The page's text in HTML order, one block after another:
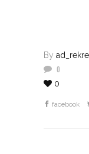
By
0
0
facebook